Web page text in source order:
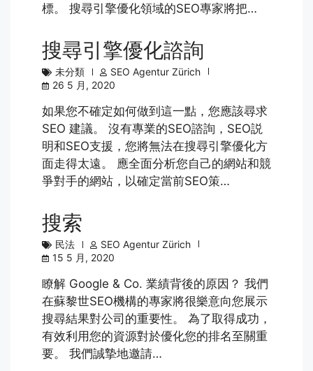
標。 搜尋引擎優化領域的SEO專家將把…
搜尋引擎優化諮詢
未分類
SEO Agentur Zürich
26 5 月, 2020
如果您不確定如何做到這一點，您應該尋求
SEO 建議。 沒有專業的SEO諮詢，SEO説
明和SEO支援，您將無法在搜尋引擎優化方
面走得太遠。 應全面分析您自己的網站和競
爭對手的網站，以確定當前SEO策…
搜索
民法
SEO Agentur Zürich
15 5 月, 2020
瞭解 Google & Co. 業績背後的原因？ 我們
在蘇黎世SEO機構的專家將很樂意向您展示
搜尋結果對公司的重要性。 為了取得成功，
有效利用您的資源對於優化您的排名至關重
要。 我們誠摯地邀請…